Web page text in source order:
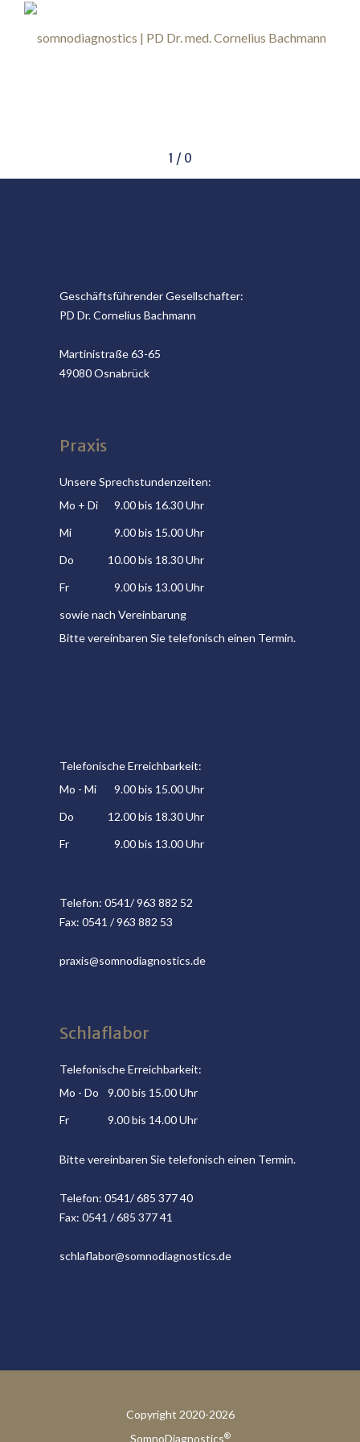
1 / 0
Geschäftsführender Gesellschafter:
PD Dr. Cornelius Bachmann
Martinistraße 63-65
49080 Osnabrück
Praxis
Unsere Sprechstundenzeiten:
Mo + Di
9.00 bis 16.30 Uhr
Mi
9.00 bis 15.00 Uhr
Do
10.00 bis 18.30 Uhr
Fr
9.00 bis 13.00 Uhr
sowie nach Vereinbarung
Bitte vereinbaren Sie telefonisch einen Termin.
Telefonische Erreichbarkeit:
Mo - Mi
9.00 bis 15.00 Uhr
Do
12.00 bis 18.30 Uhr
Fr
9.00 bis 13.00 Uhr
Telefon: 0541/ 963 882 52
Fax: 0541 / 963 882 53
praxis@somnodiagnostics.de
Schlaflabor
Telefonische Erreichbarkeit:
Mo - Do
9.00 bis 15.00 Uhr
Fr
9.00 bis 14.00 Uhr
Bitte vereinbaren Sie telefonisch einen Termin.
Telefon: 0541/ 685 377 40
Fax: 0541 / 685 377 41
schlaflabor@somnodiagnostics.de
Copyright 2020-2026
SomnoDiagnostics®